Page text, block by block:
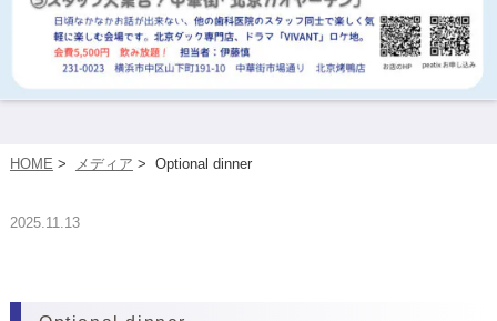
HOME > メディア > Optional dinner
2025.11.13